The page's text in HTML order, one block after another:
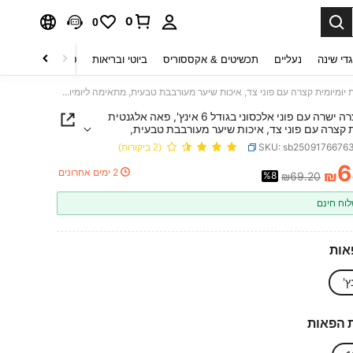
0
0
שינה נעליים תכשיטים & אקססוריס ביוטי ובריאות טקסטיל לבית
פאה קצרה ישרה עם פוני אלכסוני בגודל 6 אינץ', פאה אלגנטית יומיומית קצרה עם פוני צד, איכות שיער מעורבבת טבעית, מתאימה ליומיום, מסיבה, חג וקוספליי, פאה לשיער לנשים
פאה קצרה ישרה עם פוני אלכסוני בגודל 6 אינץ', פאה אלגנטית
קצרה עם פוני צד, איכות שיער מעורבבת טבעית,
ליומיום, מסיבה, חג וקוספליי, פאה לשיער לנשים
SKU: (2 ביקורות)
PRICE AND ₪
₪69.20
%8 2 ימים אחרונים
חינם
הפאות